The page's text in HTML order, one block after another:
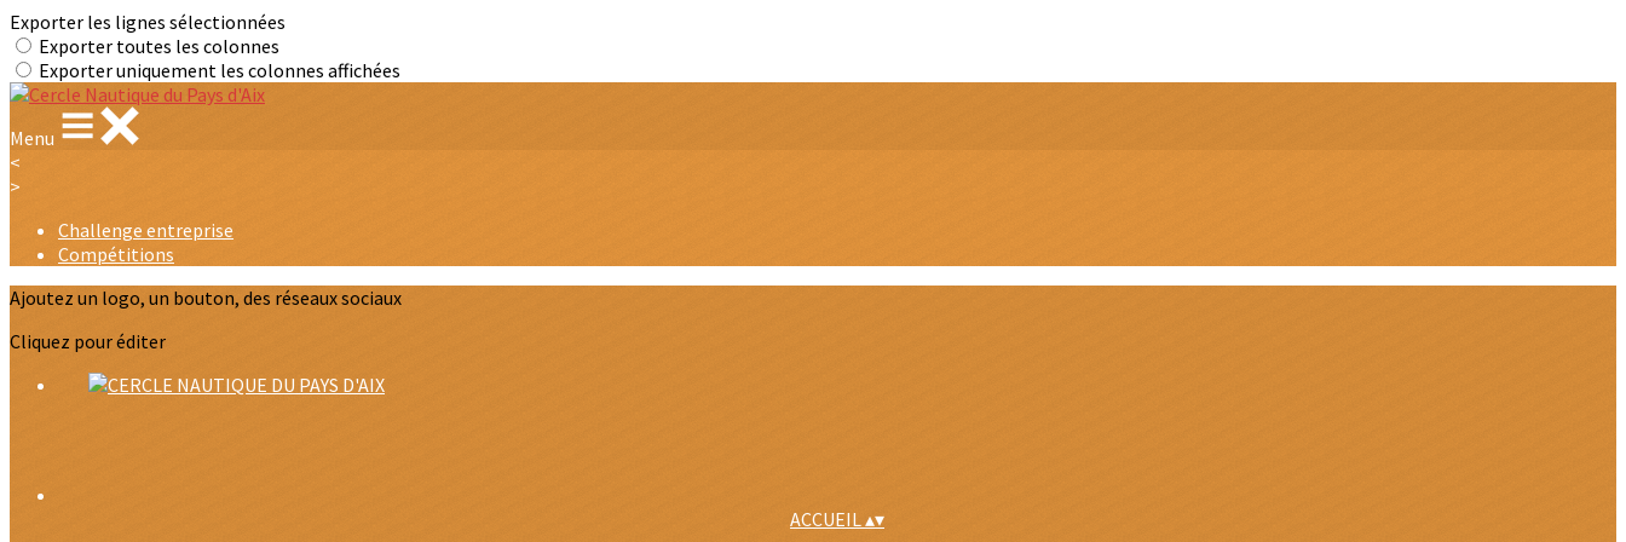
Exporter les lignes sélectionnées
Exporter toutes les colonnes
Exporter uniquement les colonnes affichées
Menu
<
>
Challenge entreprise
Compétitions
Ajoutez un logo, un bouton, des réseaux sociaux
Cliquez pour éditer
ACCUEIL▴▾